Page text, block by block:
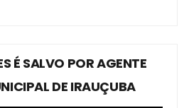
É SALVO POR AGENTE
DE IRAUÇUBA